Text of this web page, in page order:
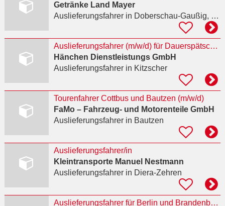
Getränke Land Mayer
Auslieferungsfahrerin Doberschau-Gaußig, Preuschwitz
Auslieferungsfahrer (m/w/d) für Dauerspätschicht
Hänchen Dienstleistungs GmbH
Auslieferungsfahrerin Kitzscher
Tourenfahrer Cottbus und Bautzen (m/w/d)
FaMo – Fahrzeug- und Motorenteile GmbH
Auslieferungsfahrerin Bautzen
Auslieferungsfahrer/in
Kleintransporte Manuel Nestmann
Auslieferungsfahrerin Diera-Zehren
Auslieferungsfahrer für Berlin und Brandenburg (m/w/d)